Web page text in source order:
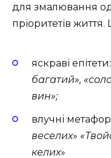
для змалювання
пріоритетів
яскраві епітети:
багатий»,
вин»;
влучні
веселих»
келих»